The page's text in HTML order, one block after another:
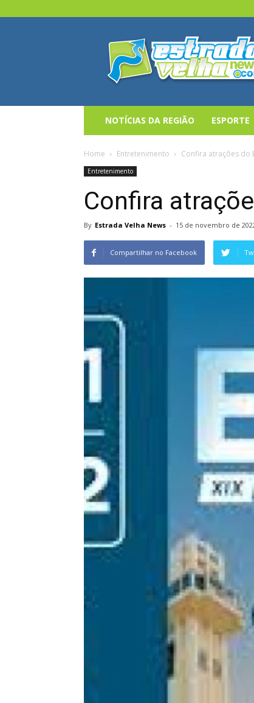
Estrada
Velha
News
NOTÍCIAS DA REGIÃO ESPORTE
Home Entretenimento Confira atrações do
Entretenimento
Confira
By Estrada Velha News - 15 de novembro de
Compartilhar no Facebook